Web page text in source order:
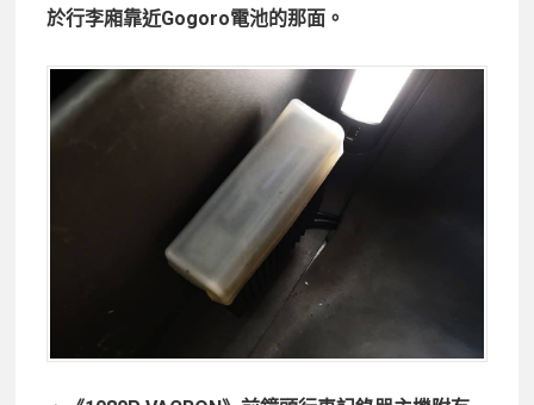
於行李廂靠近Gogoro電池的那面。